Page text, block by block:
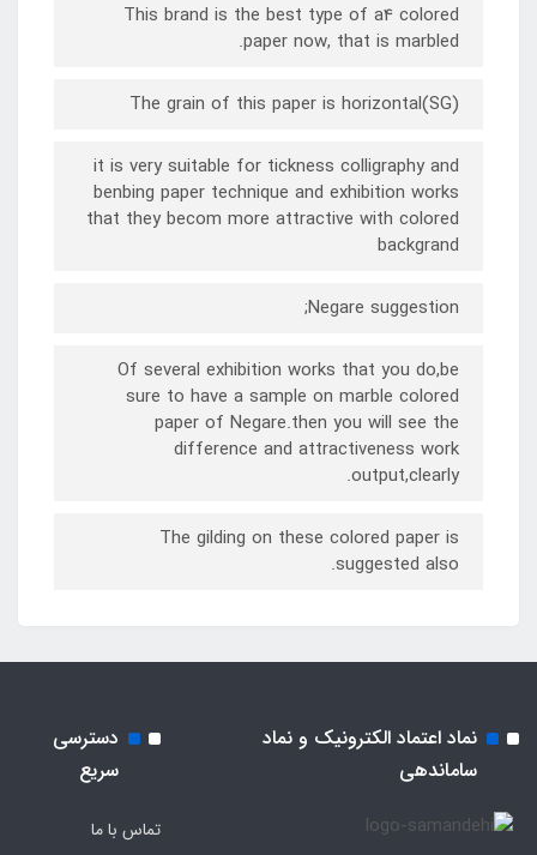
This brand is the best type of a4 colored
paper now, that is marbled.
The grain of this paper is horizontal(SG)
it is very suitable for tickness colligraphy and
benbing paper technique and exhibition works
that they becom more attractive with colored
backgrand
Negare suggestion;
Of several exhibition works that you do,be
sure to have a sample on marble colored
paper of Negare.then you will see the
difference and attractiveness work
output,clearly.
The gilding on these colored paper is
suggested also.
نماد اعتماد الکترونیک و نماد
ساماندهی
دسترسی
سریع
تماس با ما